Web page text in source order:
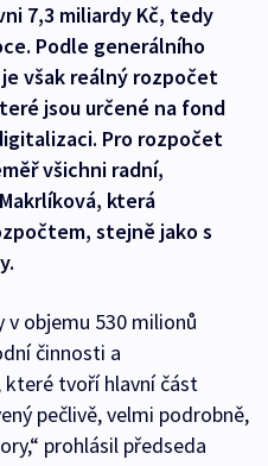
7,3 miliardy Kč, tedy
Podle generálního
však reálný rozpočet
jsou určené na fond
Pro rozpočet
všichni radní,
která
stejně jako s
v objemu 530 milionů
činnosti a
které tvoří hlavní část
pečlivě, velmi podrobně,
prohlásil předseda